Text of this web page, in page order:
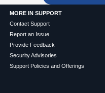
MORE IN SUPPORT
Contact Support
Report an Issue
Provide Feedback
Security Advisories
Support Policies and Offerings